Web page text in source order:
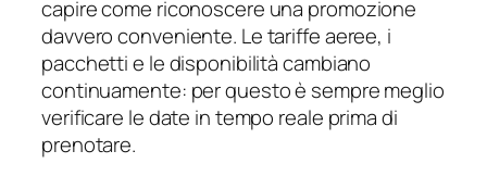
capire come riconoscere una promozione
davvero conveniente. Le tariffe aeree, i
pacchetti e le disponibilità cambiano
continuamente: per questo è sempre meglio
verificare le date in tempo reale prima di
prenotare.